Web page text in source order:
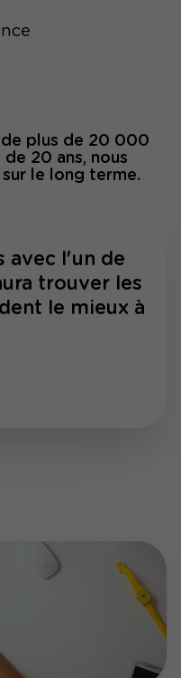
plus de 20 000
20 ans, nous
le long terme.
avec l'un de
trouver les
le mieux à